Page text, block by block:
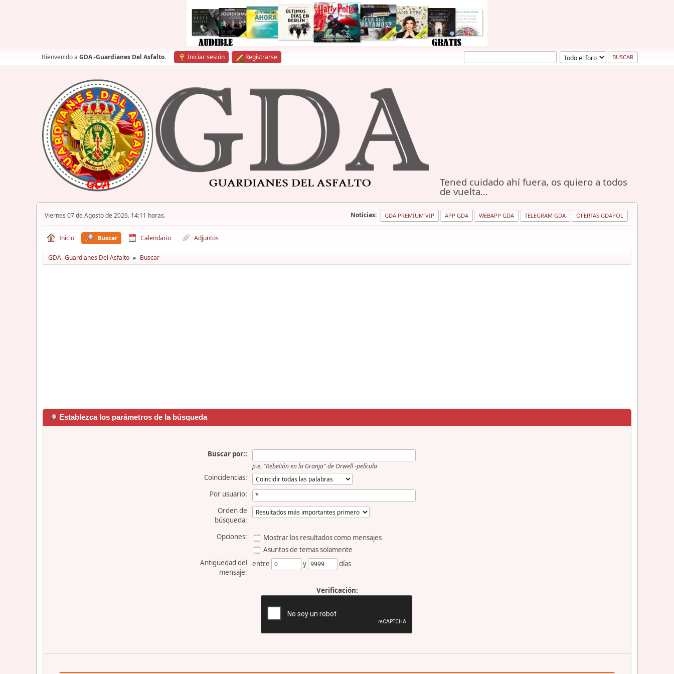
Bienvenido a GDA.-Guardianes Del Asfalto. Iniciar sesión Registrarse
Tened cuidado ahí fuera, os quiero a todos
de vuelta...
Viernes 07 de Agosto de 2026. 14:11 horas. Noticias: GDA PREMIUM VIP APP GDA WEBAPP GDA TELEGRAM GDA OFERTAS GDAPOL
Inicio Buscar Calendario Adjuntos
GDA.-Guardianes Del Asfalto ► Buscar
Establezca los parámetros de la búsqueda
Buscar por::
p.e. "Rebelión en la Granja" de Orwell -película
Coincidencias:
Por usuario:
Orden de
búsqueda:
Opciones:
Mostrar los resultados como mensajes
Asuntos de temas solamente
Antigüedad del
mensaje:
entre y días
Verificación: